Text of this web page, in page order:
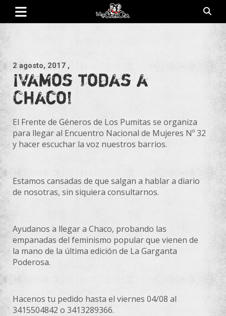
Saltar
contenido
La Poderosa
2 agosto, 2017 ,
¡Vamos todas a
Chaco!
El Frente de Géneros de Los Pumitas se organiza
para llegar al Encuentro Nacional de Mujeres Nº 32
y hacer escuchar la voz nuestros barrios.
Estamos cansadas de que salgan a hablar a diario
de nosotras, sin siquiera consultarnos.
Ayudanos a llegar a Chaco, probando las
empanadas del feminismo popular que vienen de
la mano de la última edición de La Garganta
Poderosa.
Hacenos tu pedido hasta el viernes 04/08 al
3415504842 o 3413289366.